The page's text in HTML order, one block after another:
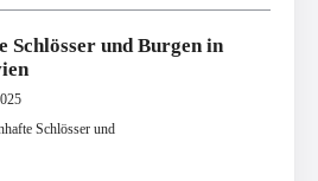
Schlösser und Burgen in
Schlösser und